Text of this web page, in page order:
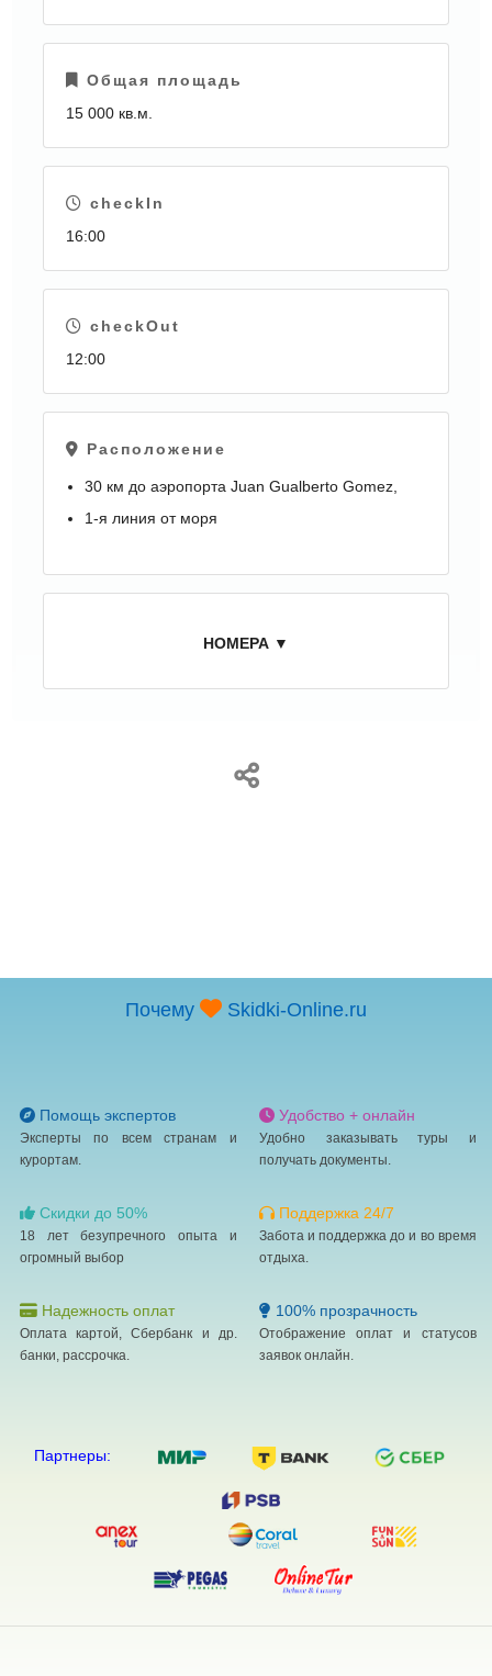
Общая площадь
15 000 кв.м.
checkIn
16:00
checkOut
12:00
Расположение
30 км до аэропорта Juan Gualberto Gomez,
1-я линия от моря
НОМЕРА ▼
Почему Skidki-Online.ru
Помощь экспертов
Эксперты по всем странам и
курортам.
Удобство + онлайн
Удобно заказывать туры и
получать документы.
Скидки до 50%
18 лет безупречного опыта и
огромный выбор
Поддержка 24/7
Забота и поддержка до и во время
отдыха.
Надежность оплат
Оплата картой, Сбербанк и др.
банки, рассрочка.
100% прозрачность
Отображение оплат и статусов
заявок онлайн.
Партнеры: